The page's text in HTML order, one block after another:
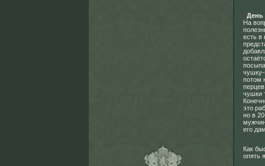
День
На
есть в
чушку-
потом
чушки
это
но в
его
Как
опять